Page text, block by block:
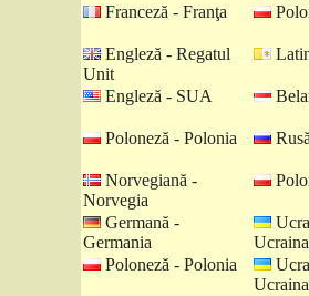
Franceză - Franţa
Engleză - Regatul
Unit
Engleză - SUA
Poloneză - Polonia
Norvegiană -
Norvegia
Germană -
Germania
Ucraina
Poloneză - Polonia
Ucraina